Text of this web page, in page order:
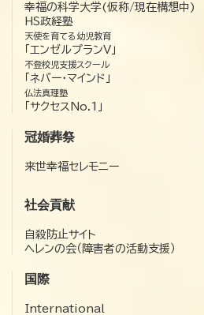
幸福の科学大学(仮称/現在構想中)
HS政経塾
天使を育てる幼児教育
「エンゼルプランV」
不登校児支援スクール
「ネバー・マインド」
仏法真理塾
「サクセスNo.1」
冠婚葬祭
来世幸福セレモニー
社会貢献
自殺防止サイト
ヘレンの会（障害者の活動支援）
国際
International